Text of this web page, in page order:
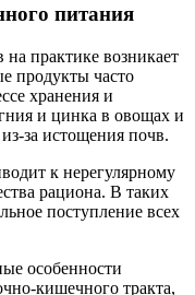
питания
практике возникает
продукты часто
хранения и
и цинка в овощах и
за истощения почв.
к нерегулярному
рациона. В таких
поступление всех
особенности
кишечного тракта,